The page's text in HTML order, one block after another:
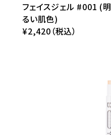
フェイスジェル #001 (明
るい肌色)
¥2,420（税込）